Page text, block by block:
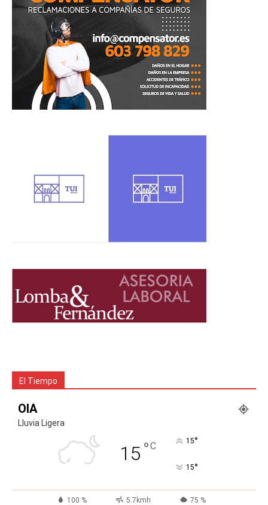
El Tiempo
OIA
Lluvia Ligera
15 °C 15°
15°
100 % 5.7kmh 75 %